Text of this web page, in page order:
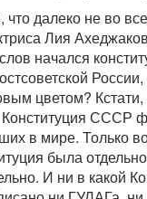
что далеко не во
Лия
начался
цветом? Кстати,
Конституция СССР
в мире. Только
была
И ни в какой